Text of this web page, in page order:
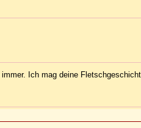
Ich mag deine